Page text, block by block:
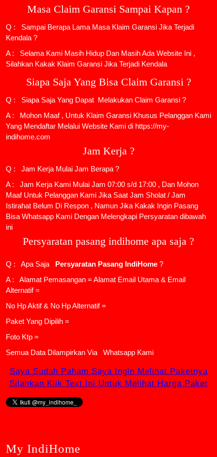
Masa Claim Garansi Sampai Kapan ?
Q : Sampai Berapa Lama Masa Klaim Garansi Jika Terjadi
Kendala ?
A : Selama Kami Masih Hidup Dan Masih Ada Website Ini ,
Silahkan Kakak Klaim Garansi Jika Terjadi Kendala
Siapa Saja Yang Bisa Claim Garansi ?
Q : Siapa Saja Yang Dapat Melakukan Claim Garansi ?
A : Mohon Maaf , Untuk Klaim Garansi Khusus Pelanggan Kami
Yang Mendaftar Melalui Website Kami di https://my-
indihome.com
Jam Kerja ?
Q : Jam Kerja Mulai Jam Berapa ?
A : Jam Kerja Kami Mulai Jam 07:00 s/d 17:00 , Dan Mohon
Maaf Untuk Pelanggan Kami Jika Saat Jam Sholat / Jam
Istirahat Belum Di Respon , Namun Jika Kakak Ingin Pasang
Bisa Whatsapp Kami Dengan Melengkapi Persyaratan dibawah
ini
Persyaratan pasang indihome apa saja ?
Q : Apa Saja Persyaratan Pasang IndiHome ?
A : Alamat Pemasangan = Alamat Email Utama & Email
Alternatif =
No Hp Aktif & No Hp Alternatif =
Paket Yang Dipilih =
Foto Ktp =
Semua Data Dilampirkan Via
Whatsapp Kami
Saya Sudah Paham Saya Ingin Melihat Paketnya
Silahkan Klik Text Ini Untuk Melihat Harga Paket
My IndiHome